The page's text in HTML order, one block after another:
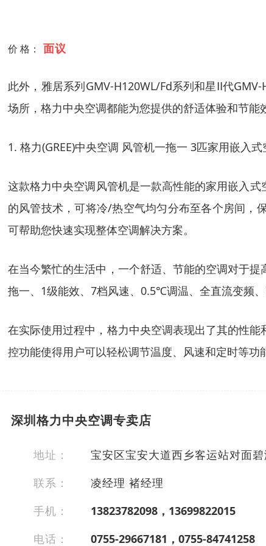
价 格： 面议
此外，雅居系列GMV-H120WL/Fd系列和星Ⅱ代
场所，格力中央空调都能为您提供的舒适体验和节能
1. 格力(GREE)中央空调 风管机一拖一 3匹家用嵌入
这款格力中央空调风管机是一款高性能的家用嵌入
的风管技术，可将冷/热空气均匀分布至各个房间，
可帮助您快速实现整体空调解决方案。
在当今繁忙的生活中，一个舒适、节能的空调对于
拖一、1级能效、7档风速、0.5℃调温、全直流变频
在实际使用过程中，格力中央空调表现出了其的性
控功能使得用户可以轻松调节温度、风速和定时等功
深圳格力中央空调专卖店
地址：
宝安区宝安大道西乡客运站对面
联系：
凌经理 褚经理
手机：
13823782098，13699822015
电话：
0755-29667181，0755-84741258